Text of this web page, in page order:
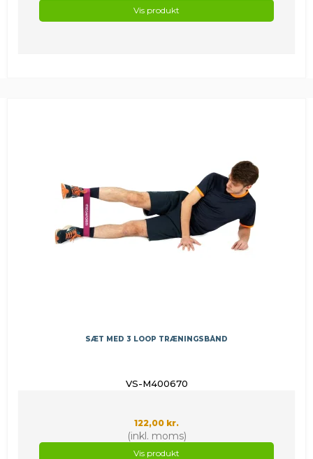
Vis produkt
SÆT MED 3 LOOP TRÆNINGSBÅND
VS-M400670
122,00 kr.
(inkl. moms)
Vis produkt